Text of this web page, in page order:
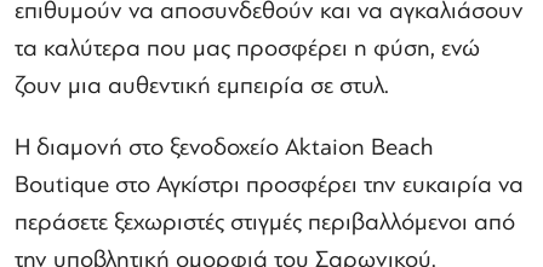
επιθυμούν να αποσυνδεθούν και να αγκαλιάσουν
τα καλύτερα που μας προσφέρει η φύση, ενώ
ζουν μια αυθεντική εμπειρία σε στυλ.
Η διαμονή στο ξενοδοχείο Aktaion Beach
Boutique στο Αγκίστρι προσφέρει την ευκαιρία να
περάσετε ξεχωριστές στιγμές περιβαλλόμενοι από
την υποβλητική ομορφιά του Σαρωνικού.